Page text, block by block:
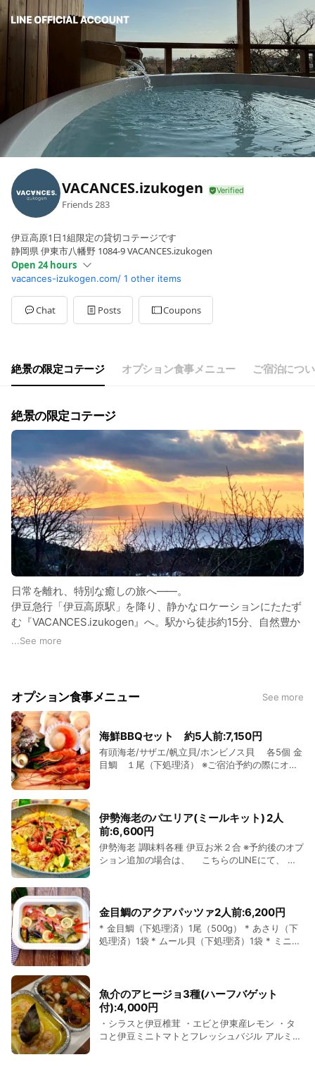
VACANCES.izukogen
Friends283
伊豆高原1日1組限定の貸切コテージです
静岡県 伊東市八幡野 1084-9 VACANCES.izukogen
Open 24 hours
Sun00:00 - 00:00
Mon00:00 - 00:00
Tue00:00 - 00:00
Wed00:00 - 00:00
Sat00:00 - 00:00
vacances-izukogen.com/ 1 other items
Chat Posts Coupons
絶景の限定コテージ オプション食事メニュー ご宿泊につ
絶景の限定コテージ
日常を離れ、特別な癒しの旅へ――。
伊豆急行「伊豆高原駅」を降り、静かなロケーションにたたず
む『VACANCES.izukogen』へ。駅から徒歩約15分、自然豊か
な道のりを進むと、1日1組限定の貸切プライベートコテージが
ちます。広々としたリビングとダイニング、家具やインテリア
はシンプルながら洗練された空間。設備の整ったキッチンで料
理を楽しみ、デッキではBBQも満喫できます。大切な人や愛犬
と過ごす何気ないひとときが、ここでは特別な思い出になりま
す。
絶景を独り占めできる温泉露天風呂は、昼は伊豆高原の緑豊か
な景色、夜は満天の星空とともに。静かな自然と非日常感に包
まれながら、心と体を癒す贅沢な時間を。夜にはプロジェクタ
ーで映画を鑑賞し、2階の寝室では静けさの中で深い眠りへ
――翌朝はさわやかな自然に包まれた目覚めが待っています。
ここには、贅沢で静かな癒しがあります。愛犬とともに、大切
な人と心安らぐ旅の時間をお楽しみください。
...See more
オプション食事メニュー See more
海鮮BBQセット 約5人前:7,150円
有頭海老/サザエ/帆立貝/ホンビノス貝 各5個 金
目鯛 １尾（下処理済） ※ご宿泊予約の際にオプ
オプション内容: 数量: を記載の上、メッセージを
お願いいたします。
伊勢海老のパエリア(ミールキット) 2人
前:6,600円
伊勢海老 調味料各種 伊豆お米２合 ※予約後のオプ
ション追加の場合は、 こちらのLINEにて、 宿
金目鯛のアクアパッツァ2人前:6,200円
* 金目鯛（下処理済）1尾（500g） * あさり（下
処理済）1袋 * ムール貝（下処理済）1袋 * ミニト
のLINEにて、 宿泊代表者名: 宿泊日: (連泊の方
は、オプションご利用日) オプション内容: 数量:
を記載の上、メッセージをお願いいたします。
魚介のアヒージョ3種(ハーフバゲット
付):4,000円
・シラスと伊豆椎茸 ・エビと伊東産レモン ・タ
コと伊豆ミニトマトとフレッシュバジル アルミの